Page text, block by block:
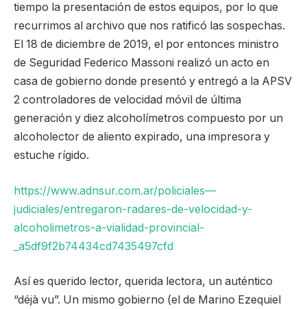
tiempo la presentación de estos equipos, por lo que
recurrimos al archivo que nos ratificó las sospechas.
El 18 de diciembre de 2019, el por entonces ministro
de Seguridad Federico Massoni realizó un acto en
casa de gobierno donde presentó y entregó a la APSV
2 controladores de velocidad móvil de última
generación y diez alcoholímetros compuesto por un
alcoholector de aliento expirado, una impresora y
estuche rígido.
https://www.adnsur.com.ar/policiales—
judiciales/entregaron-radares-de-velocidad-y-
alcoholimetros-a-vialidad-provincial-
_a5df9f2b74434cd7435497cfd
Así es querido lector, querida lectora, un auténtico
“déjà vu”. Un mismo gobierno (el de Marino Ezequiel